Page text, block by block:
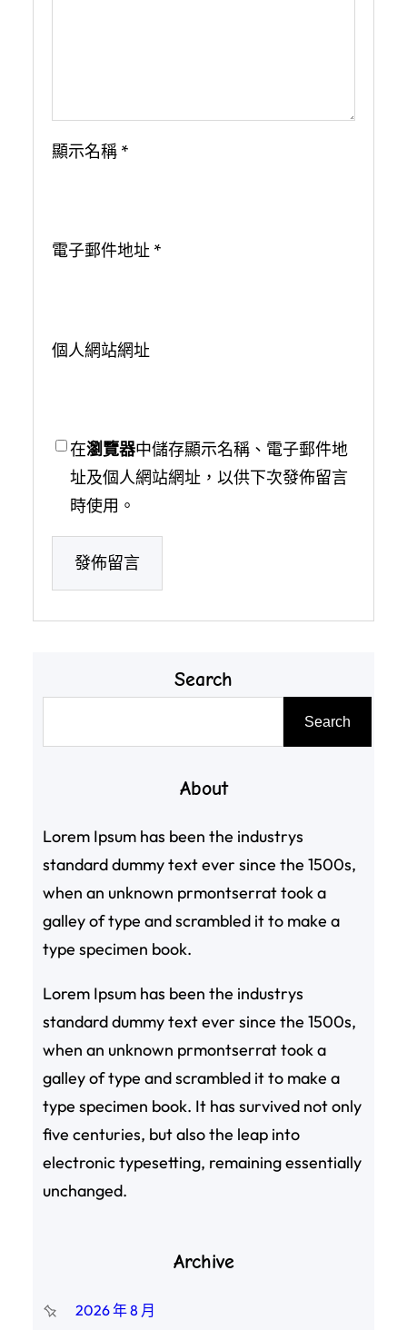
顯示名稱 *
電子郵件地址 *
個人網站網址
在瀏覽器中儲存顯示名稱、電子郵件地
址及個人網站網址，以供下次發佈留言
時使用。
Search
Search
About
Lorem Ipsum has been the industrys
standard dummy text ever since the 1500s,
when an unknown prmontserrat took a
galley of type and scrambled it to make a
type specimen book.
Lorem Ipsum has been the industrys
standard dummy text ever since the 1500s,
when an unknown prmontserrat took a
galley of type and scrambled it to make a
type specimen book. It has survived not only
five centuries, but also the leap into
electronic typesetting, remaining essentially
unchanged.
Archive
2026 年 8 月